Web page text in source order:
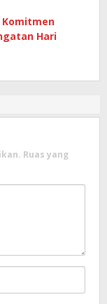
Komitmen
Hari
Ruas yang